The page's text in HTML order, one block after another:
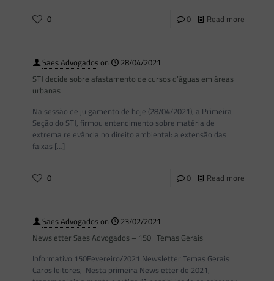
0 0 Read more
Saes Advogadoson
28/04/2021
STJ decide sobre afastamento de cursos d’águas em áreas
urbanas
Na sessão de julgamento de hoje (28/04/2021), a Primeira
Seção do STJ, firmou entendimento sobre matéria de
extrema relevância no direito ambiental: a extensão das
faixas […]
0 0 Read more
Saes Advogadoson
23/02/2021
Newsletter Saes Advogados – 150 | Temas Gerais
Informativo 150Fevereiro/2021 Newsletter Temas Gerais
Caros leitores, Nesta primeira Newsletter de 2021,